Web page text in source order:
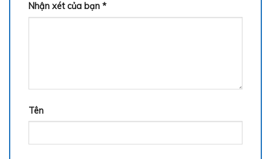
Nhận xét của bạn *
Tên